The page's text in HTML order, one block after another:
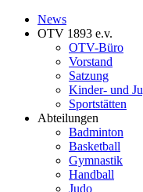
News
OTV 1893 e.v.
OTV-Büro
Vorstand
Satzung
Kinder- und
Sportstätten
Abteilungen
Badminton
Basketball
Gymnastik
Handball
Judo